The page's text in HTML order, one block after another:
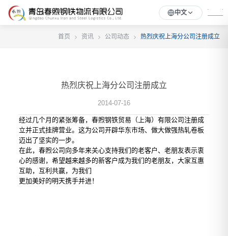
中文
首页 资讯 公司动态 热烈庆祝上海分公司注册成立
热烈庆祝上海分公司注册成立
2014-07-16
经过几个月的紧张筹备，春煦钢铁贸易（上海）有限公司注册成
立并正式挂牌营业。这为公司开辟华东市场、做大做强热轧卷板
迈出了坚实的一步。
在此，春煦公司向多年来关心支持我们的老客户、老朋友表示衷
心的感谢，希望越来越多的新客户成为我们的老朋友，大家互惠
互助，互利共赢，为我们
更加美好的明天携手并进！